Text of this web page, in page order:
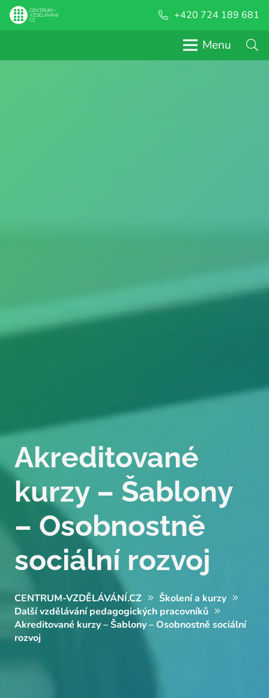
+420 724 189 681
Menu
Akreditované
kurzy – Šablony
– Osobnostně
sociální rozvoj
CENTRUM-VZDĚLÁVÁNÍ.CZ
Školení a kurzy
Další vzdělávání pedagogických pracovníků
Akreditované kurzy – Šablony – Osobnostně sociální
rozvoj